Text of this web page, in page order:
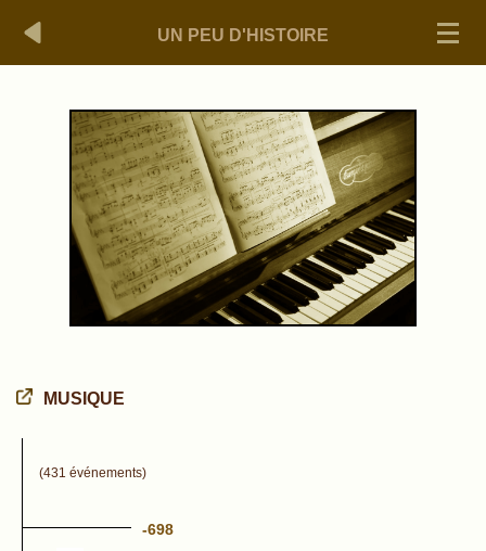
UN PEU D'HISTOIRE
MUSIQUE
(431 événements)
-698